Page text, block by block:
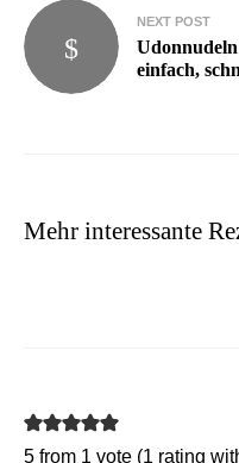
NEXT POST
einfach,
Mehr interessante
5 from 1 vote (1 rating